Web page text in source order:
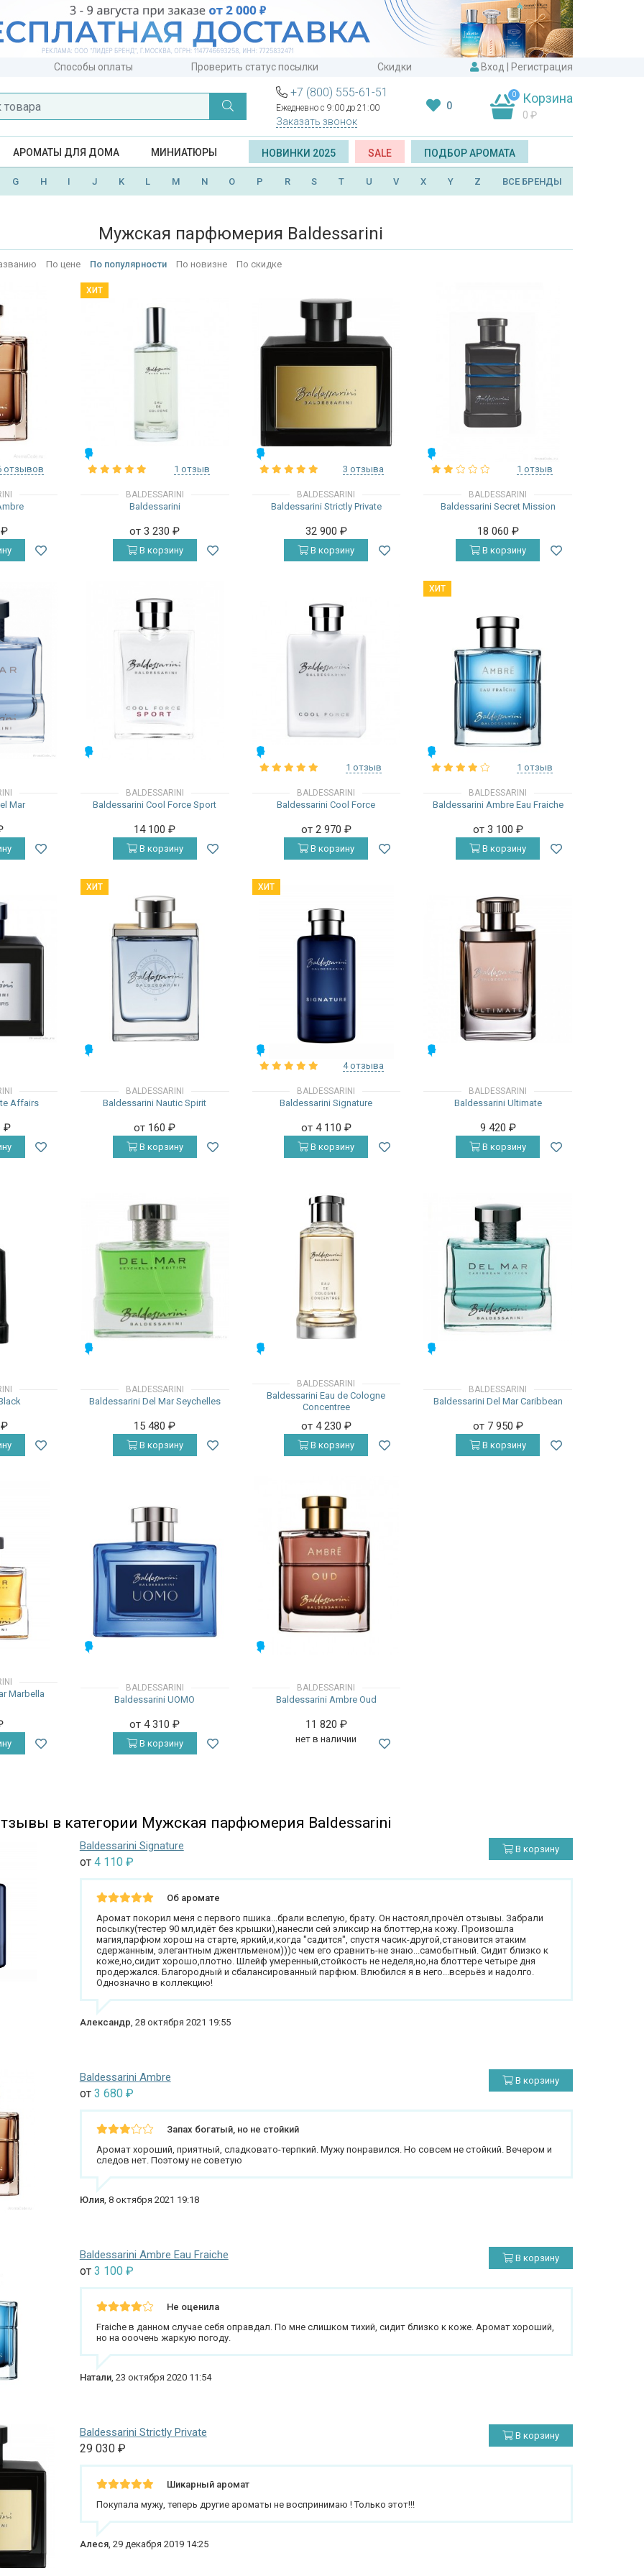
Способы оплаты Проверить статус посылки Скидки Вход Регистрация
+7 (800) 555-61-51
Ежедневно с 9:00 до 21:00
Заказать звонок
0
0 Корзина
0 ₽
АРОМАТЫ ДЛЯ ДОМА МИНИАТЮРЫ НОВИНКИ 2025 SALE ПОДБОР АРОМАТА
G H I J K L M N O P R S T U V X Y Z ВСЕ БРЕНДЫ
Мужская парфюмерия Baldessarini
По цене По популярности По новизне По скидке
отзывов
₽
ХИТ
1 отзыв
BALDESSARINI
Baldessarini
от 3 230₽
В корзину
3 отзыва
BALDESSARINI
Baldessarini Strictly Private
32 900 ₽
В корзину
1 отзыв
BALDESSARINI
Baldessarini Secret Mission
18 060 ₽
В корзину
Mar
BALDESSARINI
Baldessarini Cool Force Sport
14 100₽
В корзину
1 отзыв
BALDESSARINI
Baldessarini Cool Force
от 2 970 ₽
В корзину
ХИТ
1 отзыв
BALDESSARINI
Baldessarini Ambre Eau Fraiche
от 3 100 ₽
В корзину
Affairs
₽
ХИТ
BALDESSARINI
Baldessarini Nautic Spirit
от 160₽
В корзину
ХИТ
4 отзыва
BALDESSARINI
Baldessarini Signature
от 4 110 ₽
В корзину
BALDESSARINI
Baldessarini Ultimate
9 420 ₽
В корзину
₽
BALDESSARINI
Baldessarini Del Mar Seychelles
15 480₽
В корзину
BALDESSARINI
Baldessarini Eau de Cologne
Concentree
от 4 230 ₽
В корзину
BALDESSARINI
Baldessarini Del Mar Caribbean
от 7 950 ₽
В корзину
Marbella
BALDESSARINI
Baldessarini UOMO
от 4 310₽
В корзину
BALDESSARINI
Baldessarini Ambre Oud
11 820 ₽
нет в наличии
в категории Мужская парфюмерия Baldessarini
Baldessarini Signature
от 4 110 ₽
В корзину
Об аромате
Аромат покорил меня с первого пшика...брали вслепую, брату. Он настоял,прочёл отзывы. Забрали
посылку(тестер 90 мл,идёт без крышки),нанесли сей эликсир на блоттер,на кожу. Произошла
магия,парфюм хорош на старте, яркий,и,когда "садится", спустя часик-другой,становится этаким
сдержанным, элегантным джентльменом)))с чем его сравнить-не знаю...самобытный. Сидит близко к
коже,но,сидит хорошо,плотно. Шлейф умеренный,стойкость не неделя,но,на блоттере четыре дня
продержался. Благородный и сбалансированный парфюм. Влюбился я в него...всерьёз и надолго.
Однозначно в коллекцию!
Александр, 28 октября 2021 19:55
Baldessarini Ambre
от 3 680 ₽
В корзину
Запах богатый, но не стойкий
Аромат хороший, приятный, сладковато-терпкий. Мужу понравился. Но совсем не стойкий. Вечером и
следов нет. Поэтому не советую
Юлия, 8 октября 2021 19:18
Baldessarini Ambre Eau Fraiche
от 3 100 ₽
В корзину
Не оценила
Fraiche в данном случае себя оправдал. По мне слишком тихий, сидит близко к коже. Аромат хороший,
но на ооочень жаркую погоду.
Натали, 23 октября 2020 11:54
Baldessarini Strictly Private
29 030 ₽
В корзину
Шикарный аромат
Покупала мужу, теперь другие ароматы не воспринимаю ! Только этот!!!
Алеся, 29 декабря 2019 14:25